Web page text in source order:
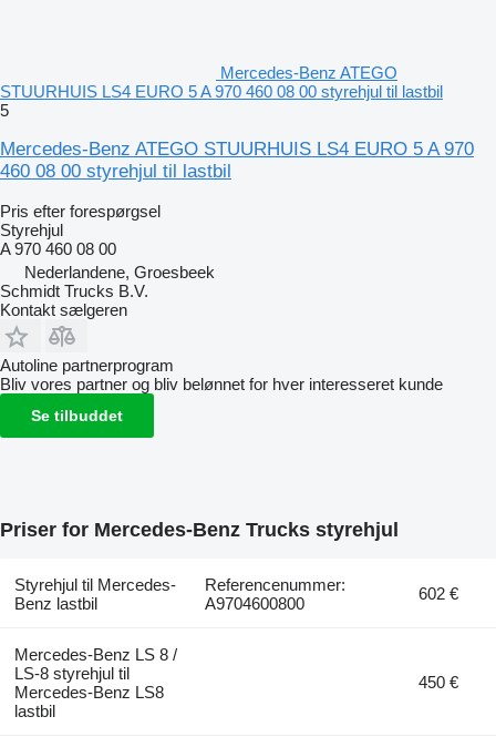
Mercedes-Benz ATEGO
STUURHUIS LS4 EURO 5 A 970 460 08 00 styrehjul til lastbil
5
Mercedes-Benz ATEGO STUURHUIS LS4 EURO 5 A 970
460 08 00 styrehjul til lastbil
Pris efter forespørgsel
Styrehjul
A 970 460 08 00
Nederlandene, Groesbeek
Schmidt Trucks B.V.
Kontakt sælgeren
Autoline partnerprogram
Bliv vores partner og bliv belønnet for hver interesseret kunde
Se tilbuddet
Priser for Mercedes-Benz Trucks styrehjul
Styrehjul til Mercedes-
Benz lastbil
Referencenummer:
A9704600800
602 €
Mercedes-Benz LS 8 /
LS-8 styrehjul til
Mercedes-Benz LS8
lastbil
450 €